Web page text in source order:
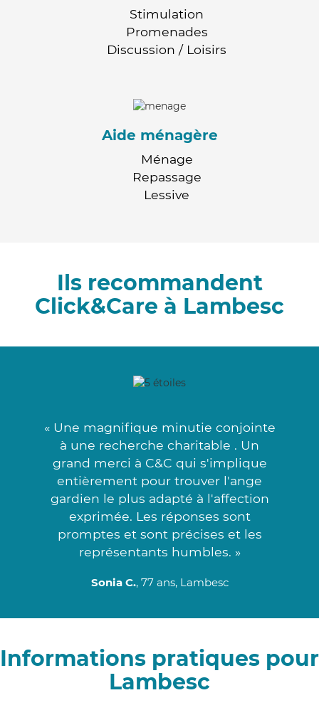
Stimulation
Promenades
Discussion / Loisirs
Aide ménagère
Ménage
Repassage
Lessive
Ils recommandent
Click&Care à Lambesc
« Une magnifique minutie conjointe
à une recherche charitable . Un
grand merci à C&C qui s'implique
entièrement pour trouver l'ange
gardien le plus adapté à l'affection
exprimée. Les réponses sont
promptes et sont précises et les
représentants humbles. »
Sonia C., 77 ans, Lambesc
Informations pratiques pour
Lambesc